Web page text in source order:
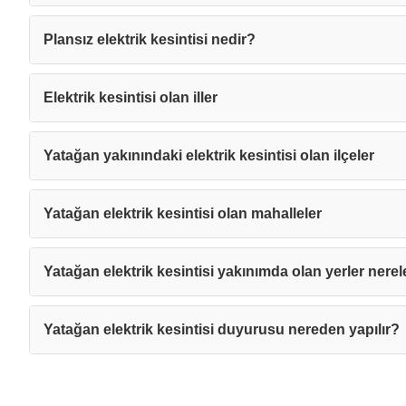
Plansız elektrik kesintisi nedir?
Elektrik kesintisi olan iller
Yatağan yakınındaki elektrik kesintisi olan ilçeler
Yatağan elektrik kesintisi olan mahalleler
Yatağan elektrik kesintisi yakınımda olan yerler
Yatağan elektrik kesintisi duyurusu nereden yapılır?